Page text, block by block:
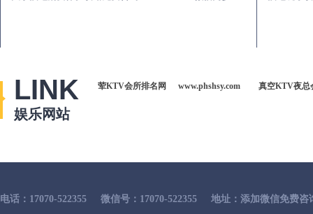
LINK
娱乐网站
荤KTV会所排名网 www.phshsy.com 真空KTV夜总
电话：17070-522355 微信号：17070-522355 地址：添加微信免费咨